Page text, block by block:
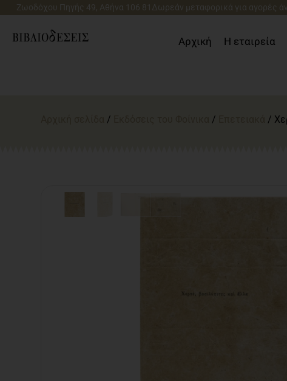
Μετάβαση
περιεχόμενο
Ζωοδόχου Πηγής 49, Αθήνα 106 81 Δωρεάν μεταφορικά για αγορές
Αρχική Η εταιρεία
/ / /